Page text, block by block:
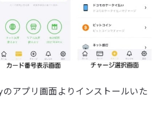
アプリ画面よりインストールいた